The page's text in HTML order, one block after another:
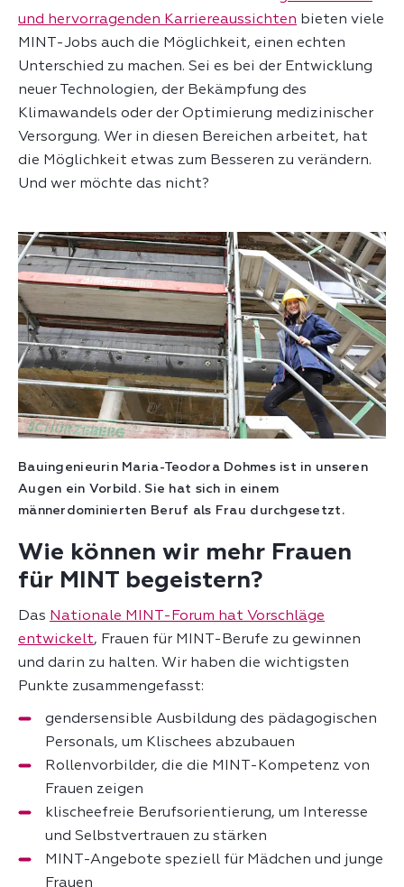
und hervorragenden Karriereaussichten bieten viele
MINT-Jobs auch die Möglichkeit, einen echten
Unterschied zu machen. Sei es bei der Entwicklung
neuer Technologien, der Bekämpfung des
Klimawandels oder der Optimierung medizinischer
Versorgung. Wer in diesen Bereichen arbeitet, hat
die Möglichkeit etwas zum Besseren zu verändern.
Und wer möchte das nicht?
Bauingenieurin Maria-Teodora Dohmes ist in unseren
Augen ein Vorbild. Sie hat sich in einem
männerdominierten Beruf als Frau durchgesetzt.
Wie können wir mehr Frauen
für MINT begeistern?
Das Nationale MINT-Forum hat Vorschläge
entwickelt, Frauen für MINT-Berufe zu gewinnen
und darin zu halten. Wir haben die wichtigsten
Punkte zusammengefasst:
gendersensible Ausbildung des pädagogischen
Personals, um Klischees abzubauen
Rollenvorbilder, die die MINT-Kompetenz von
Frauen zeigen
klischeefreie Berufsorientierung, um Interesse
und Selbstvertrauen zu stärken
MINT-Angebote speziell für Mädchen und junge
Frauen